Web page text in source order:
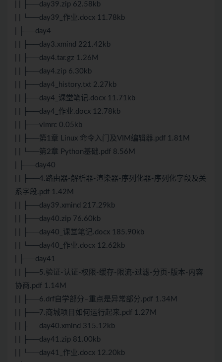
| | ├──day39.zip 62.58kb
| | └──day39_作业.docx 11.78kb
| ├──day4
| | ├──day3.xmind 221.42kb
| | ├──day4.tar.gz 1.26M
| | ├──day4.zip 6.30kb
| | ├──day4_history.txt 2.27kb
| | ├──day4_课堂笔记.docx 11.71kb
| | ├──day4_作业.docx 12.78kb
| | ├──vimrc 0.05kb
| | ├──第1章 Linux 命令入门及VIM编辑器.pdf 1.81M
| | └──第2章 Python基础.pdf 8.56M
| ├──day40
| | ├──4.路由器-解析器-渲染器-序列化器-序列化字段及关
系字段.pdf 1.42M
| | ├──day39.xmind 217.29kb
| | ├──day40.zip 76.60kb
| | ├──day40_课堂笔记.docx 185.90kb
| | └──day40_作业.docx 12.62kb
| ├──day41
| | ├──5.验证-认证-权限-缓存-限流-过滤-分页-版本-内容
协商.pdf 1.14M
| | ├──6.drf自学部分–重点是异常部分.pdf 1.34M
| | ├──7.商城项目如何运行起来.pdf 1.27M
| | ├──day40.xmind 315.12kb
| | ├──day41.zip 81.00kb
| | └──day41_作业.docx 12.20kb